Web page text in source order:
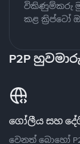
විකිණුම්කරු
කළ ක්‍රිප්ටෝ
P2P
ගෝලීය සහ
වෙනත් බොහෝ